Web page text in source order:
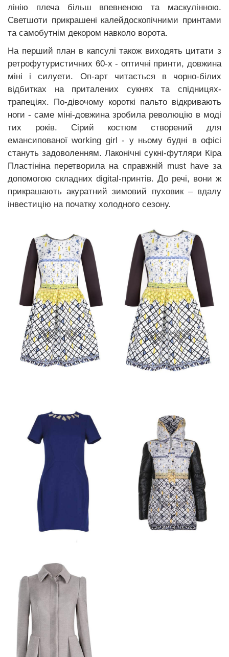
лінію плеча більш впевненою та маскулінною.
Светшоти прикрашені калейдоскопічними принтами
та самобутнім декором навколо ворота.
На перший план в капсулі також виходять цитати з
ретрофутуристичних 60-х - оптичні принти, довжина
міні і силуети. Оп-арт читається в чорно-білих
відбитках на приталених сукнях та спідницях-
трапеціях. По-дівочому короткі пальто відкривають
ноги - саме міні-довжина зробила революцію в моді
тих років. Сірий костюм створений для
емансипованої working girl - у ньому будні в офісі
стануть задоволенням. Лаконічні сукні-футляри Кіра
Пластініна перетворила на справжній must have за
допомогою складних digital-принтів. До речі, вони ж
прикрашають акуратний зимовий пуховик – вдалу
інвестицію на початку холодного сезону.